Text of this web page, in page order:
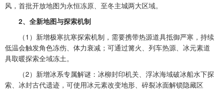
风，首批开放地图为永恒冻原、至冬主城两大区域。
2、全新地图与探索机制
（1）新增极寒抗寒探索机制，需要携带热源道具抵御严寒，持续
低温会触发角色冻伤、体力衰减；可通过篝火、列车热源、冰元素道
具取暖探索全域冻土。
（2）新增冰系专属解谜：冰柳封印机关、浮冰海域破冰船水下探
索、冰封古代遗迹，可使用冰元素改变地形、碎裂冰面解锁隐藏区